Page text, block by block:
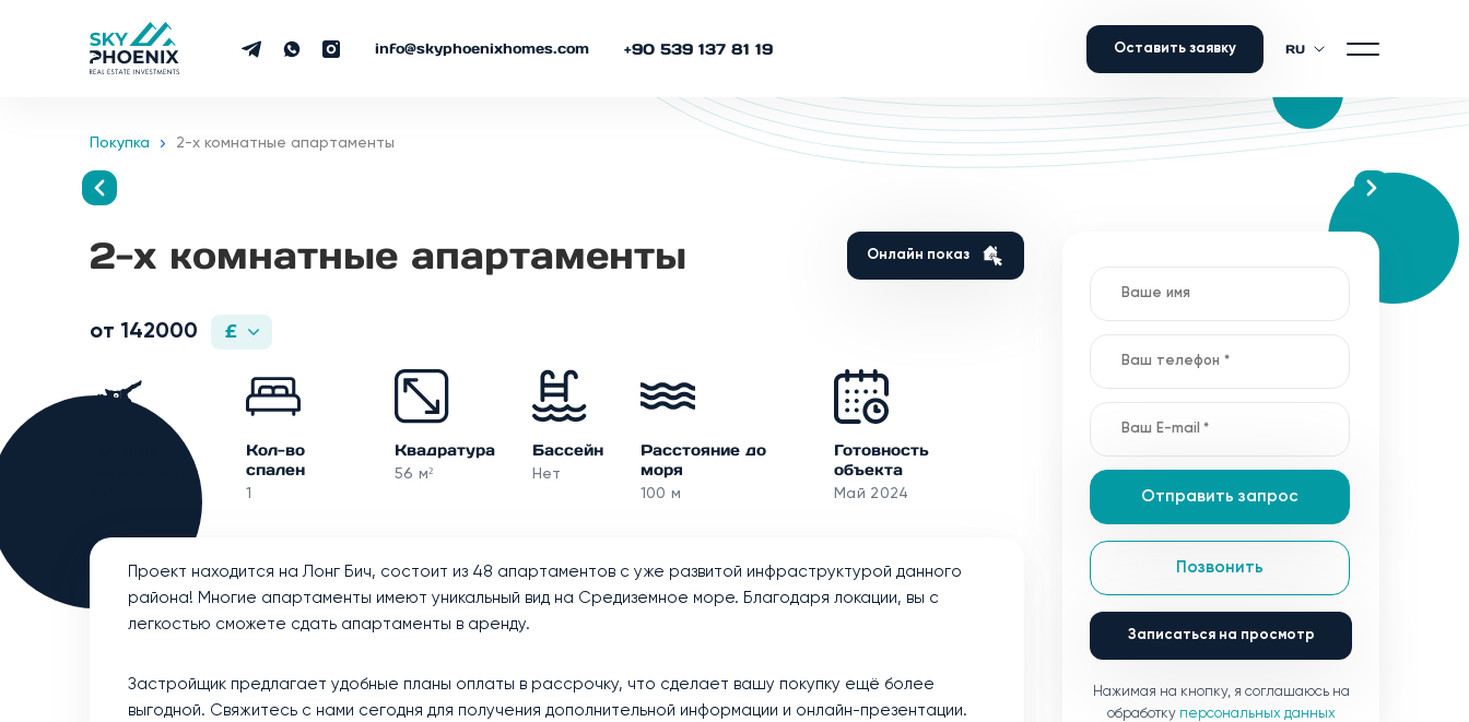
info@skyphoenixhomes.com +90 539 137 81 19 Оставить заявку RU
ID 5424
Покупка 2-х комнатные апартаменты
2-х комнатные апартаменты Онлайн показ
от 142000 £
Кол-во
спален
1
Квадратура
56 м²
Бассейн
Нет
Расстояние до
моря
100 м
Готовность
объекта
Май 2024
Проект находится на Лонг Бич, состоит из 48 апартаментов с уже развитой инфраструктурой данного
района! Многие апартаменты имеют уникальный вид на Средиземное море. Благодаря локации, вы с
легкостью сможете сдать апартаменты в аренду.
Застройщик предлагает удобные планы оплаты в рассрочку, что сделает вашу покупку ещё более
выгодной. Свяжитесь с нами сегодня для получения дополнительной информации и онлайн-презентации.
Отправить запрос
Позвонить
Записаться на просмотр
Нажимая на кнопку, я соглашаюсь на
обработку персональных данных